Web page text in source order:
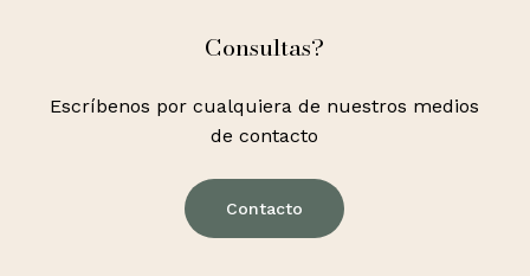
Consultas?
Escríbenos por cualquiera de nuestros medios
de contacto
Contacto